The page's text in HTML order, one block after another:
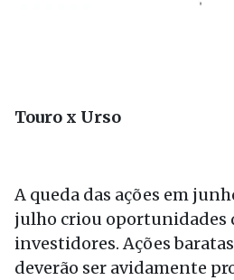
Touro x Urso
A queda das ações em
julho criou oportunidades
investidores. Ações
deverão ser avidamente